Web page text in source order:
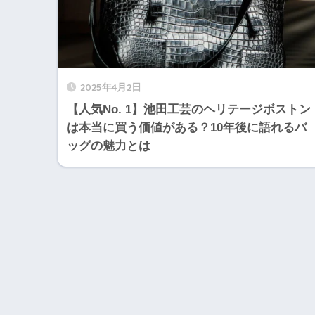
2025年4月2日
【人気No. 1】池田工芸のヘリテージボストン
は本当に買う価値がある？10年後に語れるバ
ッグの魅力とは